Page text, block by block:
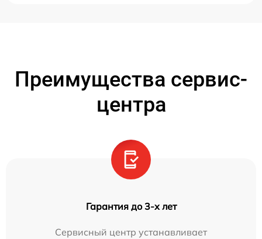
Преимущества сервис-
центра
Гарантия до 3-х лет
Сервисный центр устанавливает